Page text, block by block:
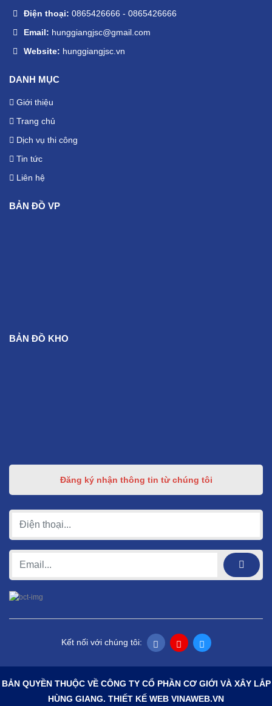
Điện thoại: 0865426666 - 0865426666
Email: hunggiangjsc@gmail.com
Website: hunggiangjsc.vn
DANH MỤC
Giới thiệu
Trang chủ
Dịch vụ thi công
Tin tức
Liên hệ
BẢN ĐỒ VP
BẢN ĐỒ KHO
Đăng ký nhận thông tin từ chúng tôi
Kết nối với chúng tôi:
BẢN QUYỀN THUỘC VỀ CÔNG TY CỔ PHẦN CƠ GIỚI VÀ XÂY LẮP
HÙNG GIANG. THIẾT KẾ WEB VINAWEB.VN